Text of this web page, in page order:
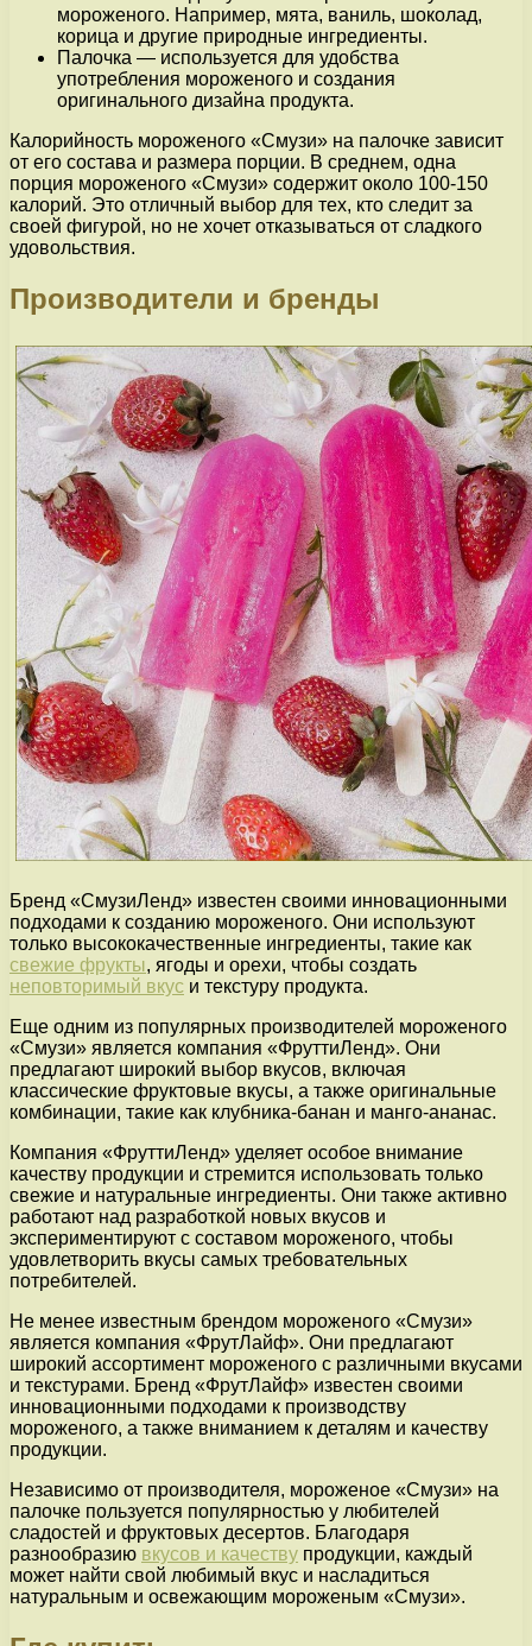
мороженого. Например, мята, ваниль, шоколад,
корица и другие природные ингредиенты.
Палочка — используется для удобства
употребления мороженого и создания
оригинального дизайна продукта.
Калорийность мороженого «Смузи» на палочке зависит
от его состава и размера порции. В среднем, одна
порция мороженого «Смузи» содержит около 100-150
калорий. Это отличный выбор для тех, кто следит за
своей фигурой, но не хочет отказываться от сладкого
удовольствия.
Производители и бренды
Бренд «СмузиЛенд» известен своими инновационными
подходами к созданию мороженого. Они используют
только высококачественные ингредиенты, такие как
свежие фрукты, ягоды и орехи, чтобы создать
неповторимый вкус и текстуру продукта.
Еще одним из популярных производителей мороженого
«Смузи» является компания «ФруттиЛенд». Они
предлагают широкий выбор вкусов, включая
классические фруктовые вкусы, а также оригинальные
комбинации, такие как клубника-банан и манго-ананас.
Компания «ФруттиЛенд» уделяет особое внимание
качеству продукции и стремится использовать только
свежие и натуральные ингредиенты. Они также активно
работают над разработкой новых вкусов и
экспериментируют с составом мороженого, чтобы
удовлетворить вкусы самых требовательных
потребителей.
Не менее известным брендом мороженого «Смузи»
является компания «ФрутЛайф». Они предлагают
широкий ассортимент мороженого с различными вкусами
и текстурами. Бренд «ФрутЛайф» известен своими
инновационными подходами к производству
мороженого, а также вниманием к деталям и качеству
продукции.
Независимо от производителя, мороженое «Смузи» на
палочке пользуется популярностью у любителей
сладостей и фруктовых десертов. Благодаря
разнообразию вкусов и качеству продукции, каждый
может найти свой любимый вкус и насладиться
натуральным и освежающим мороженым «Смузи».